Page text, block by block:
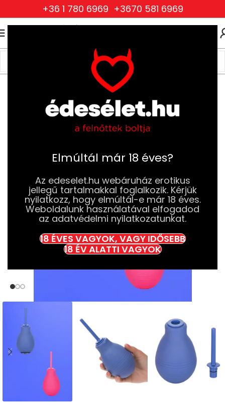
Elmúltál már 18 éves?
Az edeselet.hu webáruház erotikus
jellegű tartalmakkal foglalkozik. Kérjük
nyilatkozz, hogy elmúltál-e már 18 éves.
Weboldalunk használatával elfogadod
az adatvédelmi nyilatkozatunkat.
18 ÉVES VAGYOK, VAGY IDŐSEBB
18 ÉV ALATTI VAGYOK
+36 1 780 6969 +3670 581 6969
Drogéria és Jobb Szexuális Élmény
Eszköz és Intim Higiénia Intimzuhanyok